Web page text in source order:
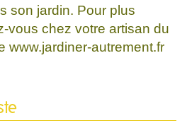
son jardin. Pour plus
vous chez votre artisan du
www.jardiner-autrement.fr